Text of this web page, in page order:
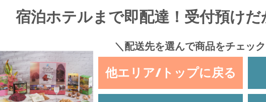
宿泊ホテルまで即配達！受付預けだ
＼配送先を選んで商品をチェッ
他エリア/トップに戻る